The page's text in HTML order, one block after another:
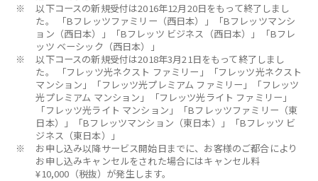
※
以下コースの新規受付は2016年12月20日をもって終了しまし
た。
「Bフレッツファミリー（西日本）」「Bフレッツマンシ
ョン（西日本）」「Bフレッツ ビジネス（西日本）」「Bフレ
ッツ ベーシック（西日本）」
※
以下コースの新規受付は2018年3月21日をもって終了しまし
た。
「フレッツ光ネクスト ファミリー」「フレッツ光ネクスト
マンション」「フレッツ光プレミアム ファミリー」「フレッツ
光プレミアム マンション」「フレッツ光ライト ファミリー」
「フレッツ光ライト マンション」「Bフレッツファミリー（東
日本）」「Bフレッツマンション（東日本）」「Bフレッツ ビ
ジネス（東日本）」
※
お申し込み以降サービス開始日までに、お客様のご都合により
お申し込みキャンセルをされた場合にはキャンセル料
¥10,000（税抜）が発生します。